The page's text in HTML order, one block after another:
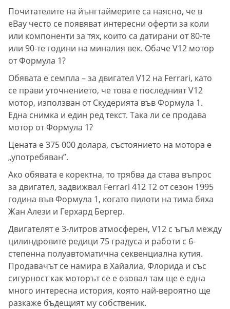
Почитателите на йънгтаймерите са наясно, че в
eBay често се появяват интересни оферти за коли
или компоненти за тях, които са датирани от 80-те
или 90-те години на миналия век. Обаче V12 мотор
от Формула 1?
Обявата е семпла – за двигател V12 на Ferrari, като
се прави уточнението, че това е последният V12
мотор, използван от Скудерията във Формула 1.
Една снимка и един ред текст. Така ли се продава
мотор от Формула 1?
Цената е 375 000 долара, състоянието на мотора е
„употребяван”.
Ако обявата е коректна, то трябва да става въпрос
за двигател, задвижвал Ferrari 412 T2 от сезон 1995
година във Формула 1, когато пилоти на тима бяха
Жан Алези и Герхард Бергер.
Двигателят е 3-литров атмосферен, V12 с ъгъл между
цилиндровите редици 75 градуса и работи с 6-
степенна полуавтоматична секвенциална кутия.
Продавачът се намира в Хайалиа, Флорида и със
сигурност как моторът се е озовал там ще е една
много интересна история, която най-вероятно ще
разкаже бъдещият му собственик.